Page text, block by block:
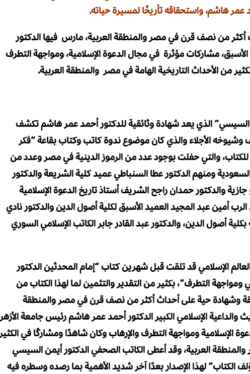
عمر هاشم، واستحقاقه تأريخًا لمسيرة حياته.
من نصف قرن في مصر والمنطقة العربية، مارس فيها الدكتور
مشاركات مؤثرة في مجال الدعوة الإسلامية، ومواجهة التطرف
من الأحداث التاريخية الهامة في مصر والمنطقة العربية.
السيسي” الذي يعد شهادة وثائقية للدكتور أحمد عمر هاشم تكشف
الشريف وشيوخه الأجلاء والذي كان موضوع ندوة كاتب وكتاب بقاعة “فكر
والتي حفلت بوجود عدد من الرموز الدينية في مصر وعدد من
ومنهم الدكتور عطا السنباطي عميد كلية الشريعة والدكتور
والدكتور حمدان راجح الشريف أستاذ تاريخ الدعوة الإسلامية
الرب أمين عبد المجيد العميد الأسبق لكلية أصول الدين والدكتور نادي
أصول الدين، والدكتور عبد القادر جابر الكاتب الإسلامي السوري
الإسلامي قد تلقت قبل شهرين كتاب “إمام المحدثين الدكتور
التطرف”، بكثير من التقدير والتثمين لما لهذا الكتاب من
وشهادة حية على أحداث أكثر من نصف قرن في مصر والمنطقة
والداعية الإسلامي الكبير الدكتور أحمد عمر هاشم رئيس جامعة الأزهر
الإسلامية ومواجهة التطرف والإرهاب وكان شاهدًا ومشاركًا في الكثير
والمنطقة العربية، وقد أعطى الكاتب الصحفي الدكتور أيمن السيسي
الكتاب” لهذا الإصدار بعدًا آخر شديد الأهمية بما رصده وسطره فيه